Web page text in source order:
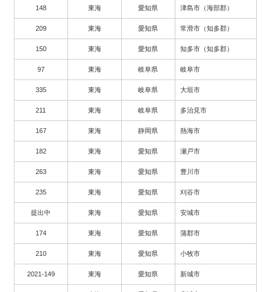
148 東海 愛知県 津島市（海部郡）
209 東海 愛知県 常滑市（知多郡）
150 東海 愛知県 知多市（知多郡）
97 東海 岐阜県 岐阜市
335 東海 岐阜県 大垣市
211 東海 岐阜県 多治見市
167 東海 静岡県 熱海市
182 東海 愛知県 瀬戸市
263 東海 愛知県 豊川市
235 東海 愛知県 刈谷市
提出中 東海 愛知県 安城市
174 東海 愛知県 蒲郡市
210 東海 愛知県 小牧市
2021-149 東海 愛知県 新城市